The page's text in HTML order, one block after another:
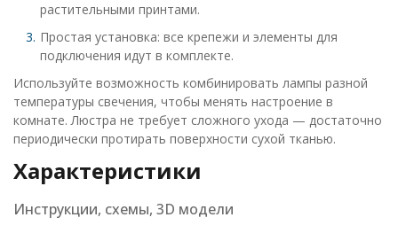
растительными принтами.
Простая установка: все крепежи и элементы для
подключения идут в комплекте.
Используйте возможность комбинировать лампы разной
температуры свечения, чтобы менять настроение в
комнате. Люстра не требует сложного ухода — достаточно
периодически протирать поверхности сухой тканью.
Характеристики
Инструкции, схемы, 3D модели